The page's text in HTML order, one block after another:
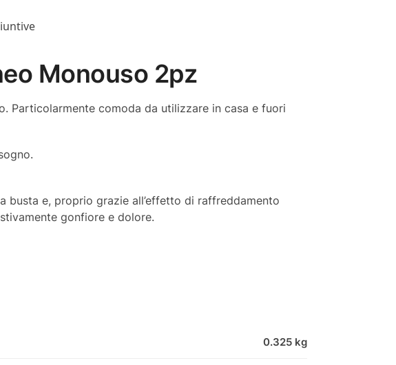
Monouso 2pz
Particolarmente comoda da utilizzare in casa e fuori
busta e, proprio grazie all’effetto di raffreddamento
gonfiore e dolore.
0.325 kg